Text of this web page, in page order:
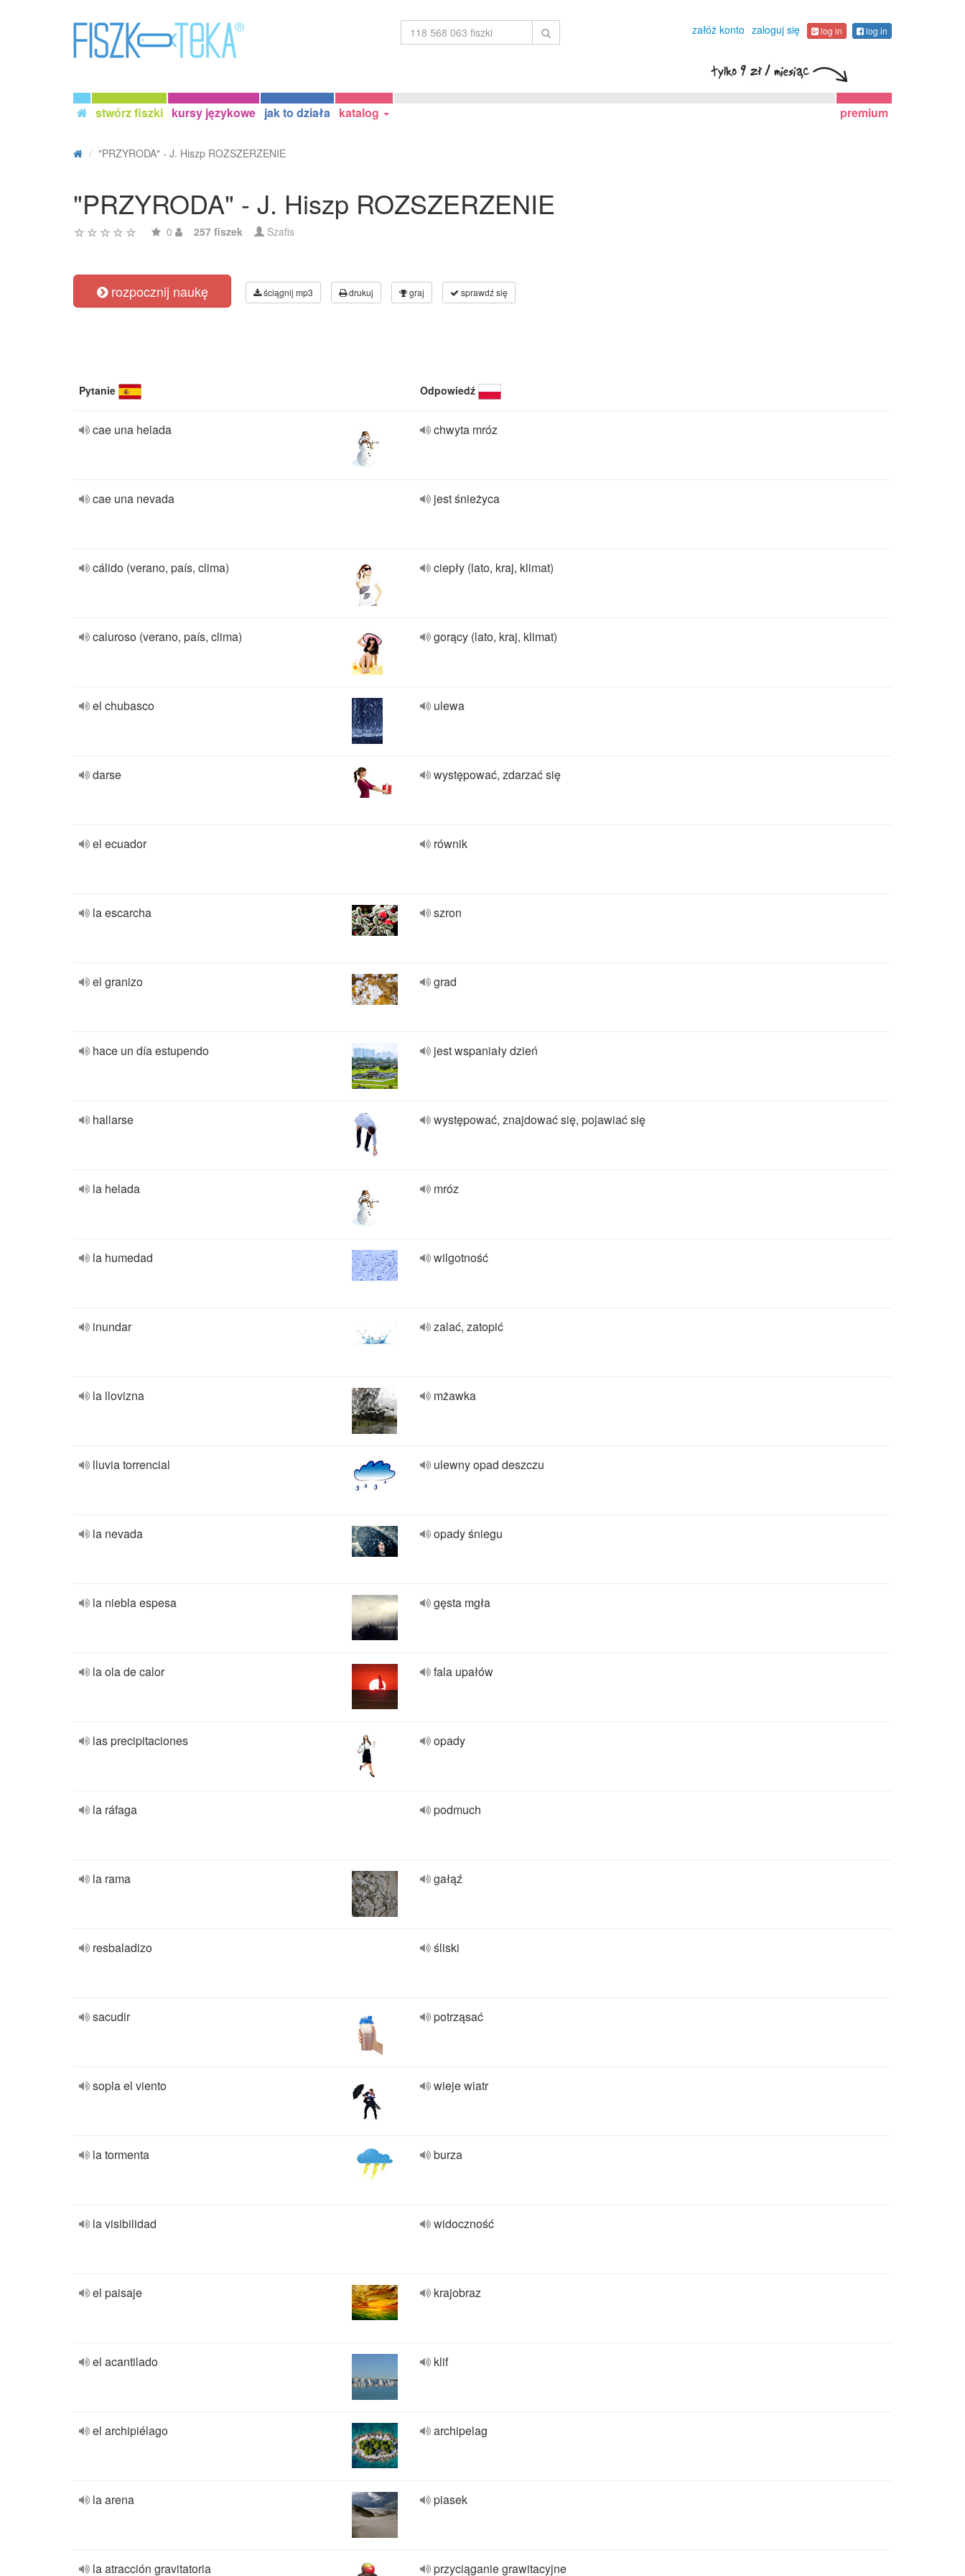
załóż konto zaloguj się log in log in
stwórz fiszki kursy językowe jak to działa katalog premium
"PRZYRODA" - J. Hiszp ROZSZERZENIE
"PRZYRODA" - J. Hiszp ROZSZERZENIE
0 257 fiszek Szafis
rozpocznij naukę ściągnij mp3 drukuj graj sprawdź się
Pytanie Odpowiedź
cae una helada chwyta mróz
cae una nevada jest śnieżyca
cálido (verano, país, clima) ciepły (lato, kraj, klimat)
caluroso (verano, país, clima) gorący (lato, kraj, klimat)
el chubasco ulewa
darse występować, zdarzać się
el ecuador równik
la escarcha szron
el granizo grad
hace un día estupendo jest wspaniały dzień
hallarse występować, znajdować się, pojawiać się
la helada mróz
la humedad wilgotność
inundar zalać, zatopić
la llovizna mżawka
lluvia torrencial ulewny opad deszczu
la nevada opady śniegu
la niebla espesa gęsta mgła
la ola de calor fala upałów
las precipitaciones opady
la ráfaga podmuch
la rama gałąź
resbaladizo śliski
sacudir potrząsać
sopla el viento wieje wiatr
la tormenta burza
la visibilidad widoczność
el paisaje krajobraz
el acantilado klif
el archipiélago archipelag
la arena piasek
la atracción gravitatoria przyciąganie grawitacyjne